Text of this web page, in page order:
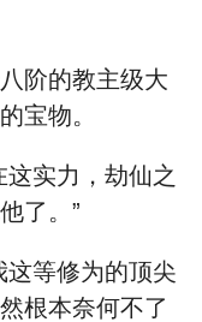
阶的教主级大
宝物。
这实力，劫仙之
了。”
这等修为的顶尖
根本奈何不了